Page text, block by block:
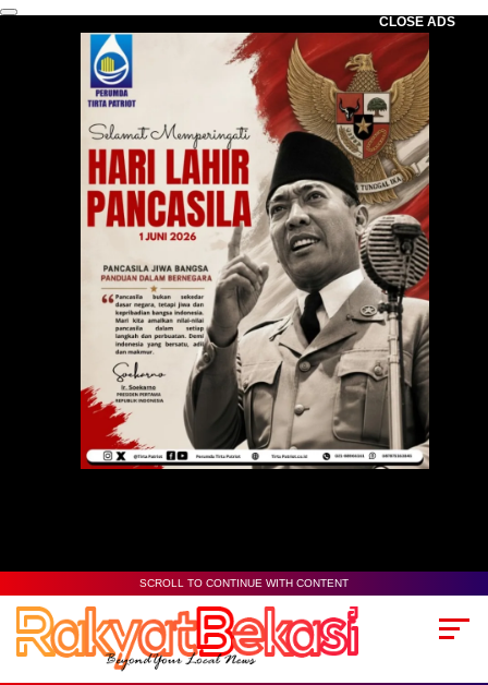
CLOSE ADS
SCROLL TO CONTINUE WITH CONTENT